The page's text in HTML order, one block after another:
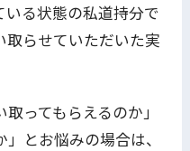
る状態の私道持分で
取らせていただいた実
ってもらえるのか」
とお悩みの場合は、